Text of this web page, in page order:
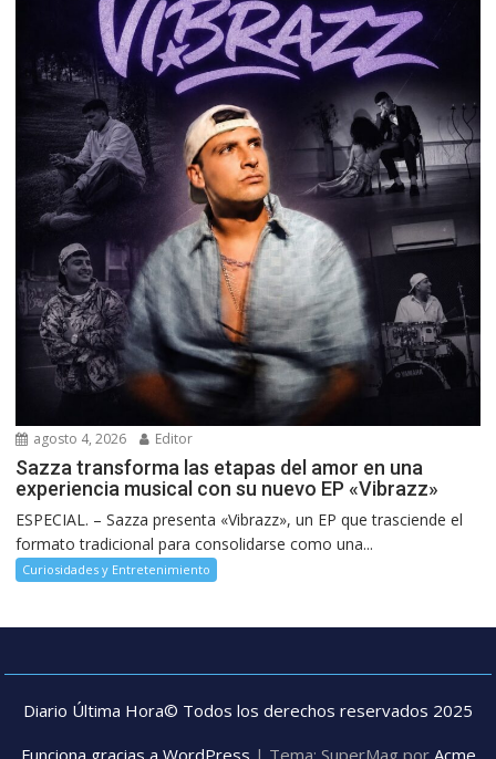
agosto 4, 2026 Editor
Sazza transforma las etapas del amor en una
experiencia musical con su nuevo EP «Vibrazz»
ESPECIAL. – Sazza presenta «Vibrazz», un EP que trasciende el
formato tradicional para consolidarse como una...
Curiosidades y Entretenimiento
Diario Última Hora© Todos los derechos reservados 2025
Funciona gracias a WordPress | Tema: SuperMag por Acme